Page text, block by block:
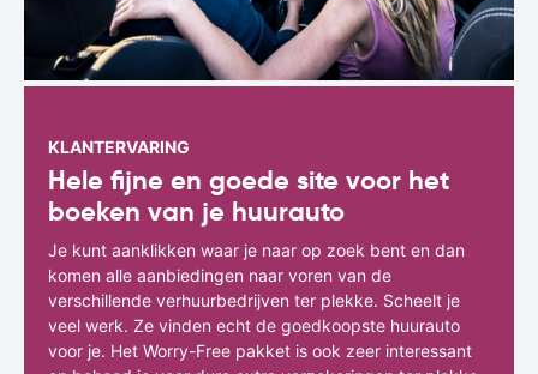
KLANTERVARING
Hele fijne en goede site voor het
boeken van je huurauto
Je kunt aanklikken waar je naar op zoek bent en dan
komen alle aanbiedingen naar voren van de
verschillende verhuurbedrijven ter plekke. Scheelt je
veel werk. Ze vinden echt de goedkoopste huurauto
voor je. Het Worry-Free pakket is ook zeer interessant